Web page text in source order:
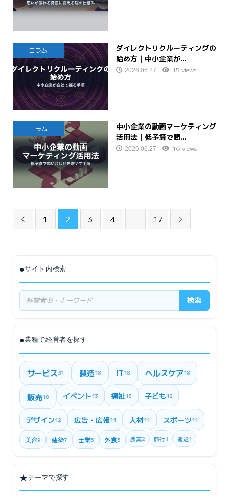
コラム
ダイレクトリクルーティングの
始め方｜中小企業が...
2026.06.27 15 views
コラム
中小企業の動画マーケティング
活用法｜低予算で問...
2026.06.27 16 views
 1 2 3 4 17 
●サイト内検索
検索
●業種で経営者を探す
サービス31 製造18 IT18 ヘルスケア18
販売18 イベント13 福祉13 子ども12
デザイン12 広告・広報11 人材11 スポーツ11
美容9 建築7 士業5 外食5 農業2 旅行1 運送1
★テーマで探す